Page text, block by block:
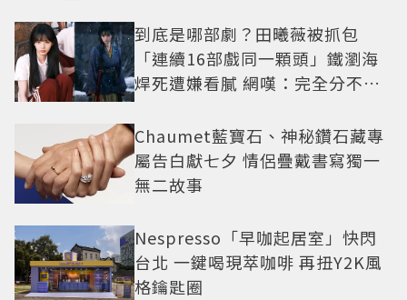
到底是哪部劇？田曦薇被抓包
「連續16部戲同一顆頭」鐵瀏海
焊死遭嫌看膩 網嘆：完全分不出
Chaumet藍寶石、神秘鑽石藏專
屬告白獻七夕 情侶疊戴書寫獨一
無二故事
Nespresso「早咖起居室」快閃
台北 一鍵喝現萃咖啡 再扭Y2K風
格鑰匙圈